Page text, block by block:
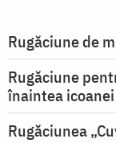
Rugăciune de
Rugăciune
înaintea
Rugăciunea